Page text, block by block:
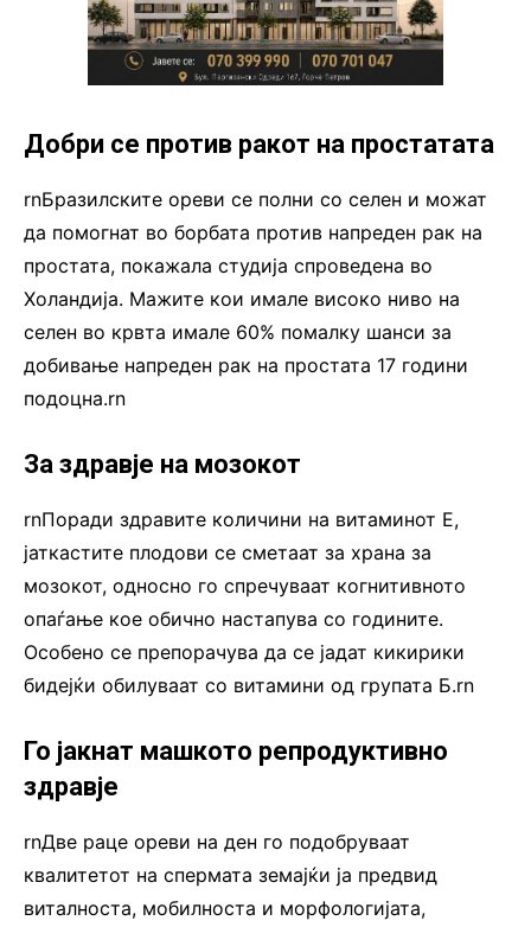
Добри се против ракот на простатата
rnБразилските ореви се полни со селен и можат
да помогнат во борбата против напреден рак на
простата, покажала студија спроведена во
Холандија. Мажите кои имале високо ниво на
селен во крвта имале 60% помалку шанси за
добивање напреден рак на простата 17 години
подоцна.rn
За здравје на мозокот
rnПоради здравите количини на витаминот Е,
јаткастите плодови се сметаат за храна за
мозокот, односно го спречуваат когнитивното
опаѓање кое обично настапува со годините.
Особено се препорачува да се јадат кикирики
бидејќи обилуваат со витамини од групата Б.rn
Го јакнат машкото репродуктивно
здравје
rnДве раце ореви на ден го подобруваат
квалитетот на спермата земајќи ја предвид
виталноста, мобилноста и морфологијата,